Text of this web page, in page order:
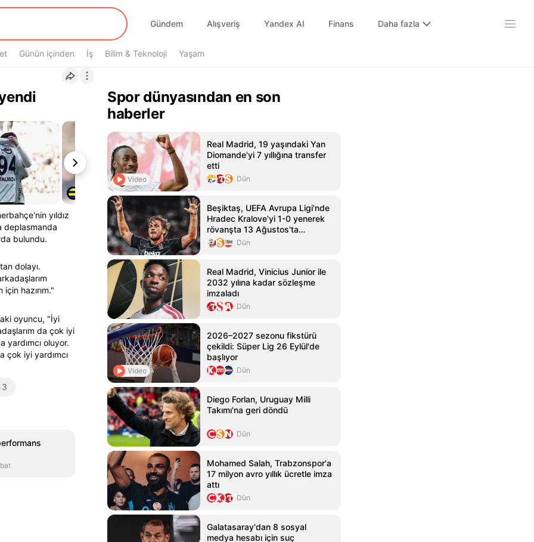
Gündem Alışveriş Yandex AI Finans Daha fazla
Günün içinden İş Bilim & Teknoloji Yaşam
yıldız
deplasmanda
bulundu.
dolayı.
hazırım."
oyuncu, "İyi
da çok iyi
yardımcı oluyor.
çok iyi yardımcı
3
Spor dünyasından en son
haberler
Video
Real Madrid, 19 yaşındaki Yan
Diomande'yi 7 yıllığına transfer
etti
Dün
Beşiktaş, UEFA Avrupa Ligi'nde
Hradec Kralove'yi 1-0 yenerek
rövanşta 13 Ağustos'ta
karşılaşacak
Dün
Real Madrid, Vinicius Junior ile
2032 yılına kadar sözleşme
imzaladı
Dün
Video
2026–2027 sezonu fikstürü
çekildi: Süper Lig 26 Eylül'de
başlıyor
Dün
Diego Forlan, Uruguay Milli
Takımı'na geri döndü
Dün
Mohamed Salah, Trabzonspor'a
17 milyon avro yıllık ücretle imza
attı
Dün
Galatasaray'dan 8 sosyal
medya hesabı için suç